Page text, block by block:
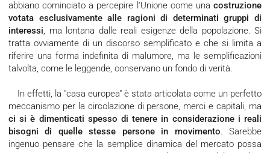
abbiano cominciato a percepire l'Unione come una costruzione
votata esclusivamente alle ragioni di determinati gruppi di
interessi, ma lontana dalle reali esigenze della popolazione. Si
tratta ovviamente di un discorso semplificato e che si limita a
riferire una forma indefinita di malumore, ma le semplificazioni
talvolta, come le leggende, conservano un fondo di verità.
In effetti, la "casa europea" è stata articolata come un perfetto
meccanismo per la circolazione di persone, merci e capitali, ma
ci si è dimenticati spesso di tenere in considerazione i reali
bisogni di quelle stesse persone in movimento. Sarebbe
ingenuo pensare che la semplice dinamica del mercato possa